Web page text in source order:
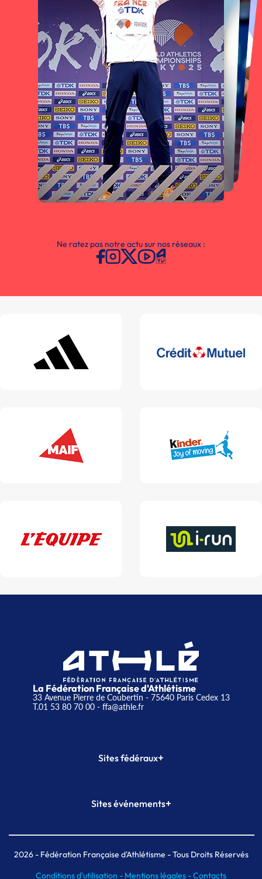
Ne ratez pas notre actu sur nos réseaux :
La Fédération Française d'Athlétisme
33 Avenue Pierre de Coubertin - 75640 Paris Cedex 13
T.01 53 80 70 00- ffa@athle.fr
Sites fédéraux+
Plateforme Formation
Sites événements+
Meeting de Paris indoor
MAIF Ekiden de Paris
2026- Fédération Française d'Athlétisme - Tous Droits Réservés
Conditions d'utilisation - Mentions légales -Contacts